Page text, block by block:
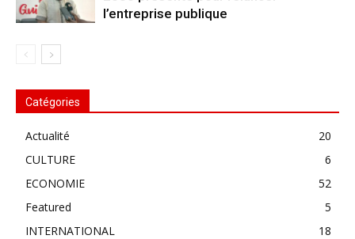
l’entreprise publique
Catégories
Actualité
20
CULTURE
6
ECONOMIE
52
Featured
5
INTERNATIONAL
18